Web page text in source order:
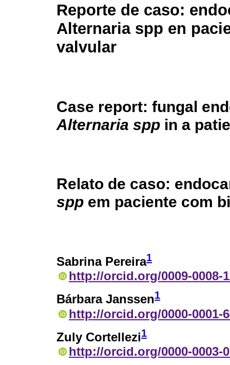
Reporte de caso:
Alternaria spp en
valvular
Case report: fungal
Alternaria spp in a
Relato de caso:
spp em paciente com
Sabrina Pereira1
http://orcid.org/0009-0008-
Bárbara Janssen1
http://orcid.org/0000-0001-
Zuly Cortellezi1
http://orcid.org/0000-0003-